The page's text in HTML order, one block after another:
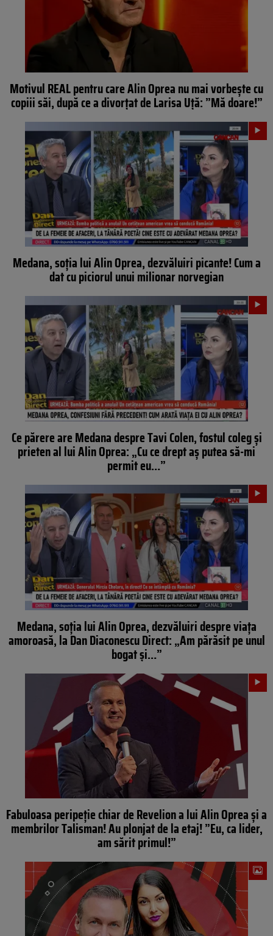
Motivul REAL pentru care Alin Oprea nu mai vorbește cu
copiii săi, după ce a divorțat de Larisa Uță: ”Mă doare!”
Medana, soția lui Alin Oprea, dezvăluiri picante! Cum a
dat cu piciorul unui milionar norvegian
Ce părere are Medana despre Tavi Colen, fostul coleg și
prieten al lui Alin Oprea: „Cu ce drept aș putea să-mi
permit eu…”
Medana, soția lui Alin Oprea, dezvăluiri despre viața
amoroasă, la Dan Diaconescu Direct: „Am părăsit pe unul
bogat și…”
Fabuloasa peripeție chiar de Revelion a lui Alin Oprea și a
membrilor Talisman! Au plonjat de la etaj! ”Eu, ca lider,
am sărit primul!”